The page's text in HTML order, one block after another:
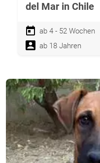
del Mar in Chile
ab 4 - 52 Wochen
ab 18 Jahren